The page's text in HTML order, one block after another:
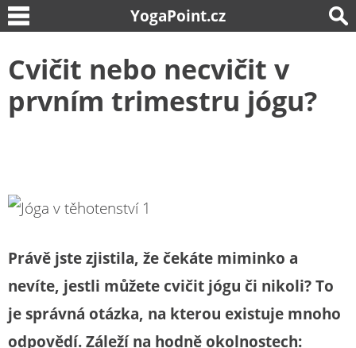
YogaPoint.cz
Cvičit nebo necvičit v
prvním trimestru jógu?
Právě jste zjistila, že čekáte miminko a
nevíte, jestli můžete cvičit jógu či nikoli? To
je správná otázka, na kterou existuje mnoho
odpovědí. Záleží na hodně okolnostech: